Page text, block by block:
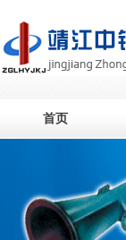
首页